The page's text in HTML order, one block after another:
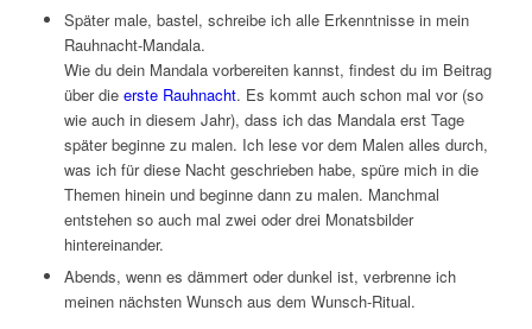
Später male, bastel, schreibe ich alle Erkenntnisse in mein
Rauhnacht-Mandala.
Wie du dein Mandala vorbereiten kannst, findest du im Beitrag
über die erste Rauhnacht. Es kommt auch schon mal vor (so
wie auch in diesem Jahr), dass ich das Mandala erst Tage
später beginne zu malen. Ich lese vor dem Malen alles durch,
was ich für diese Nacht geschrieben habe, spüre mich in die
Themen hinein und beginne dann zu malen. Manchmal
entstehen so auch mal zwei oder drei Monatsbilder
hintereinander.
Abends, wenn es dämmert oder dunkel ist, verbrenne ich
meinen nächsten Wunsch aus dem Wunsch-Ritual.